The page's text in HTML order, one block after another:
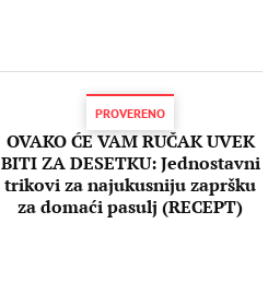
PROVERENO
OVAKO ĆE VAM RUČAK UVEK
BITI ZA DESETKU: Jednostavni
trikovi za najukusniju zapršku
za domaći pasulj (RECEPT)